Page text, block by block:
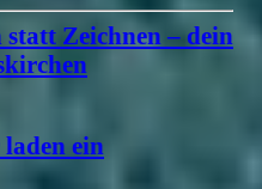
Zeichnen – dein
ein